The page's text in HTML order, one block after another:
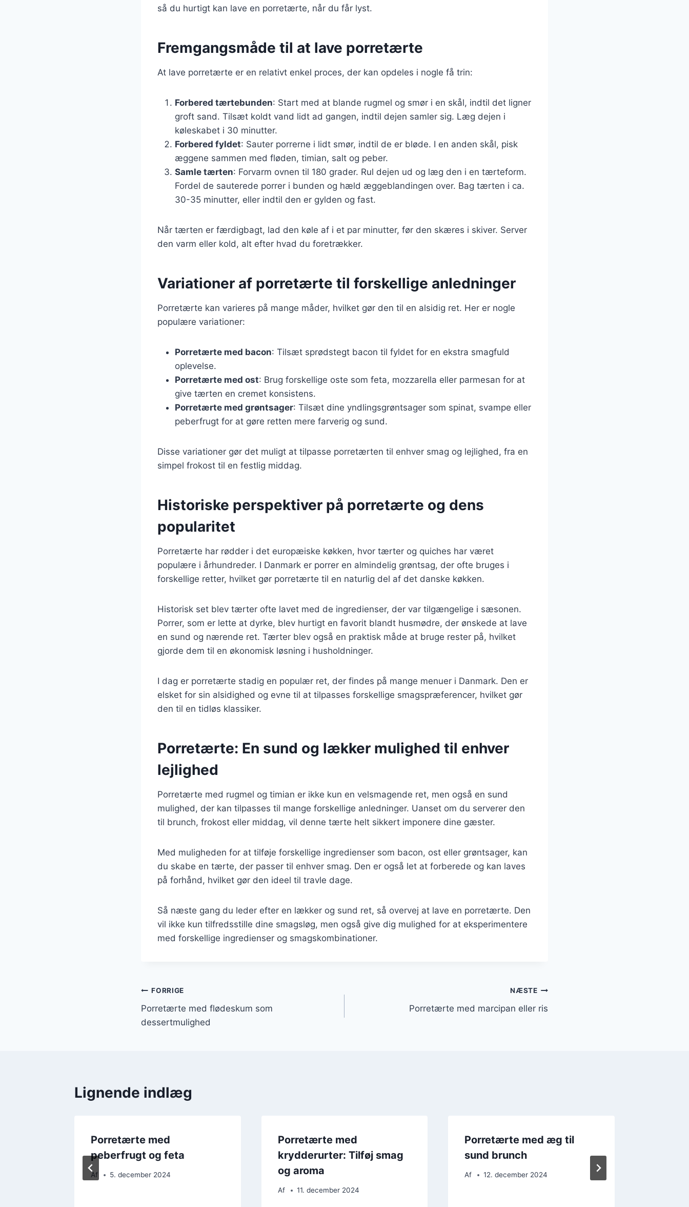
så du hurtigt kan lave en porretærte, når du får lyst.
Fremgangsmåde til at lave porretærte
At lave porretærte er en relativt enkel proces, der kan opdeles i nogle få trin:
Forbered tærtebunden: Start med at blande rugmel og smør i en skål, indtil det ligner
groft sand. Tilsæt koldt vand lidt ad gangen, indtil dejen samler sig. Læg dejen i
køleskabet i 30 minutter.
Forbered fyldet: Sauter porrerne i lidt smør, indtil de er bløde. I en anden skål, pisk
æggene sammen med fløden, timian, salt og peber.
Samle tærten: Forvarm ovnen til 180 grader. Rul dejen ud og læg den i en tærteform.
Fordel de sauterede porrer i bunden og hæld æggeblandingen over. Bag tærten i ca.
30-35 minutter, eller indtil den er gylden og fast.
Når tærten er færdigbagt, lad den køle af i et par minutter, før den skæres i skiver. Server
den varm eller kold, alt efter hvad du foretrækker.
Variationer af porretærte til forskellige anledninger
Porretærte kan varieres på mange måder, hvilket gør den til en alsidig ret. Her er nogle
populære variationer:
Porretærte med bacon: Tilsæt sprødstegt bacon til fyldet for en ekstra smagfuld
oplevelse.
Porretærte med ost: Brug forskellige oste som feta, mozzarella eller parmesan for at
give tærten en cremet konsistens.
Porretærte med grøntsager: Tilsæt dine yndlingsgrøntsager som spinat, svampe eller
peberfrugt for at gøre retten mere farverig og sund.
Disse variationer gør det muligt at tilpasse porretærten til enhver smag og lejlighed, fra en
simpel frokost til en festlig middag.
Historiske perspektiver på porretærte og dens
popularitet
Porretærte har rødder i det europæiske køkken, hvor tærter og quiches har været
populære i århundreder. I Danmark er porrer en almindelig grøntsag, der ofte bruges i
forskellige retter, hvilket gør porretærte til en naturlig del af det danske køkken.
Historisk set blev tærter ofte lavet med de ingredienser, der var tilgængelige i sæsonen.
Porrer, som er lette at dyrke, blev hurtigt en favorit blandt husmødre, der ønskede at lave
en sund og nærende ret. Tærter blev også en praktisk måde at bruge rester på, hvilket
gjorde dem til en økonomisk løsning i husholdninger.
I dag er porretærte stadig en populær ret, der findes på mange menuer i Danmark. Den er
elsket for sin alsidighed og evne til at tilpasses forskellige smagspræferencer, hvilket gør
den til en tidløs klassiker.
Porretærte: En sund og lækker mulighed til enhver
lejlighed
Porretærte med rugmel og timian er ikke kun en velsmagende ret, men også en sund
mulighed, der kan tilpasses til mange forskellige anledninger. Uanset om du serverer den
til brunch, frokost eller middag, vil denne tærte helt sikkert imponere dine gæster.
Med muligheden for at tilføje forskellige ingredienser som bacon, ost eller grøntsager, kan
du skabe en tærte, der passer til enhver smag. Den er også let at forberede og kan laves
på forhånd, hvilket gør den ideel til travle dage.
Så næste gang du leder efter en lækker og sund ret, så overvej at lave en porretærte. Den
vil ikke kun tilfredsstille dine smagsløg, men også give dig mulighed for at eksperimentere
med forskellige ingredienser og smagskombinationer.
Indlægsnavigation
FORRIGE
Porretærte med flødeskum som
dessertmulighed
NÆSTE
Porretærte med marcipan eller ris
Lignende indlæg
Porretærte med
peberfrugt og feta
Af 5. december 2024
Porretærte med
krydderurter: Tilføj smag
og aroma
Af 11. december 2024
Porretærte med æg til
sund brunch
Af 12. december 2024